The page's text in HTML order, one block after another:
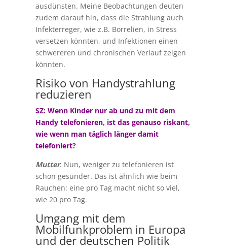
ausdünsten. Meine Beobachtungen deuten
zudem darauf hin, dass die Strahlung auch
Infekterreger, wie z.B. Borrelien, in Stress
versetzen könnten, und Infektionen einen
schwereren und chronischen Verlauf zeigen
könnten.
Risiko von Handystrahlung
reduzieren
SZ: Wenn Kinder nur ab und zu mit dem
Handy telefonieren, ist das genauso riskant,
wie wenn man täglich länger damit
telefoniert?
Mutter: Nun, weniger zu telefonieren ist
schon gesünder. Das ist ähnlich wie beim
Rauchen: eine pro Tag macht nicht so viel,
wie 20 pro Tag.
Umgang mit dem
Mobilfunkproblem in Europa
und der deutschen Politik